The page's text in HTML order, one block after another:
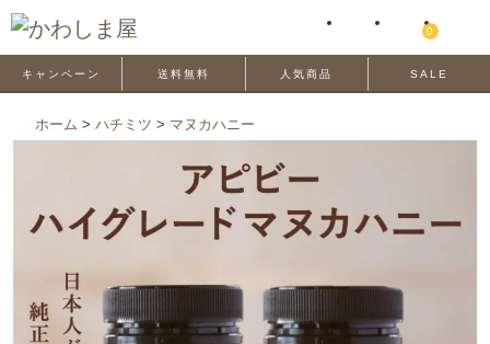
0
キャンペーン 送料無料 人気商品 SALE
ホーム > ハチミツ > マヌカハニー